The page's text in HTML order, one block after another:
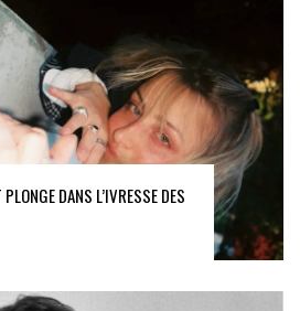
DANS L’IVRESSE DES